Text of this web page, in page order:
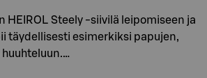
HEIROL Steely -siivilä leipomiseen ja
täydellisesti esimerkiksi papujen,
huuhteluun.…